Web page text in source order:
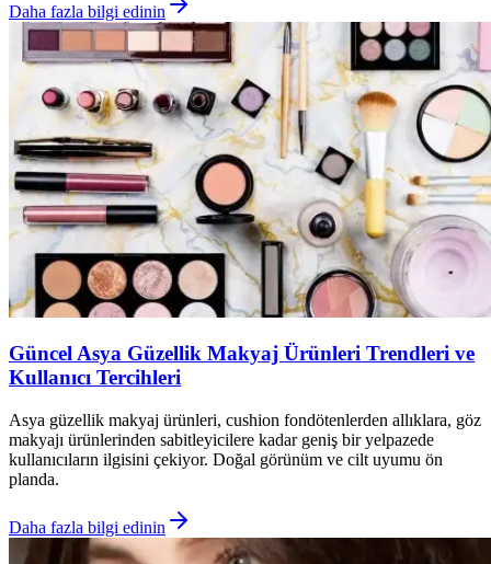
Daha fazla bilgi edinin
Güncel Asya Güzellik Makyaj Ürünleri Trendleri ve
Kullanıcı Tercihleri
Asya güzellik makyaj ürünleri, cushion fondötenlerden allıklara, göz
makyajı ürünlerinden sabitleyicilere kadar geniş bir yelpazede
kullanıcıların ilgisini çekiyor. Doğal görünüm ve cilt uyumu ön
planda.
Daha fazla bilgi edinin